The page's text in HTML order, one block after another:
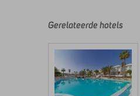
hun
in
Monica
Beach
Gerelateerde hotels